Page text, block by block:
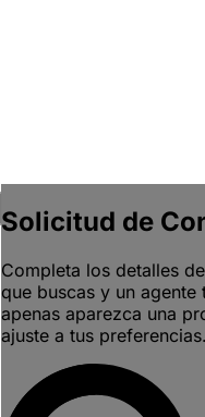
Solicitud de
Completa los detalles
que buscas y un agente
apenas aparezca una
ajuste a tus preferencias.